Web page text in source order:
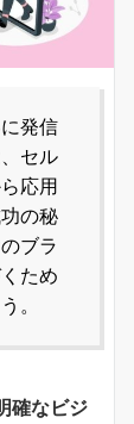
発信
セル
応用
の秘
ブラ
ため
。
確なビジ